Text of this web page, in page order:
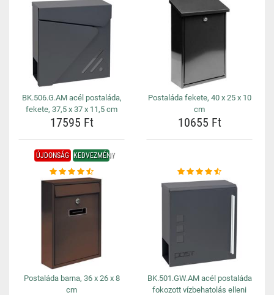
BK.506.G.AM acél postaláda,
fekete, 37,5 x 37 x 11,5 cm
17595 Ft
Postaláda fekete, 40 x 25 x 10
cm
10655 Ft
ÚJDONSÁG KEDVEZMÉNY
Postaláda barna, 36 x 26 x 8
cm
BK.501.GW.AM acél postaláda
fokozott vízbehatolás elleni